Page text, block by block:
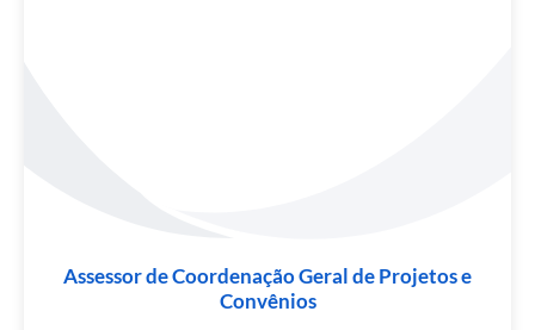
Assessor de Coordenação Geral de Projetos e
Convênios